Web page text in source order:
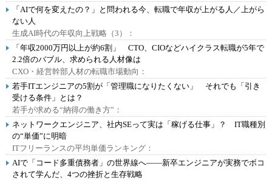
「AIで何を変えたの？」と問われる今、転職で年収が上がる人／上がら
ない人
生成AI時代の年収向上戦略（3）：
「年収2000万円以上が約6割」 CTO、CIOなどハイクラス転職が5年で
2.2倍のバブル、求められる人材像は
CXO・経営幹部人材の転職市場動向：
若手ITエンジニアの5割が「管理職になりたくない」 それでも「引き
受ける条件」とは？
若手が求める“納得の働き方”：
ネットワークエンジニア、社内SEって実は「稼げる仕事」？ IT職種別
の“単価”に明暗
ITフリーランスの平均単価ランキング：
AIで「コード多重債務者」の世界線へ――新卒エンジニアが実務でボコ
されて学んだ、4つの挫折と生存戦略